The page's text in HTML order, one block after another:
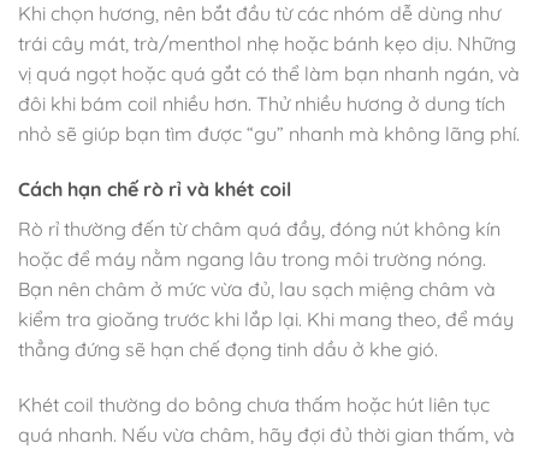
Khi chọn hương, nên bắt đầu từ các nhóm dễ dùng như
trái cây mát, trà/menthol nhẹ hoặc bánh kẹo dịu. Những
vị quá ngọt hoặc quá gắt có thể làm bạn nhanh ngán, và
đôi khi bám coil nhiều hơn. Thử nhiều hương ở dung tích
nhỏ sẽ giúp bạn tìm được “gu” nhanh mà không lãng phí.
Cách hạn chế rò rỉ và khét coil
Rò rỉ thường đến từ châm quá đầy, đóng nút không kín
hoặc để máy nằm ngang lâu trong môi trường nóng.
Bạn nên châm ở mức vừa đủ, lau sạch miệng châm và
kiểm tra gioăng trước khi lắp lại. Khi mang theo, để máy
thẳng đứng sẽ hạn chế đọng tinh dầu ở khe gió.
Khét coil thường do bông chưa thấm hoặc hút liên tục
quá nhanh. Nếu vừa châm, hãy đợi đủ thời gian thấm, và